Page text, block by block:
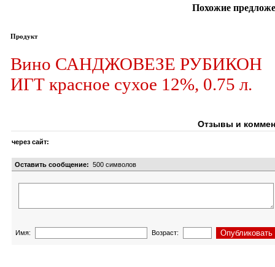
Похожие
Продукт
Вино САНДЖОВЕЗЕ РУБИКОН
ИГТ красное сухое 12%, 0.75 л.
Отзывы и
через сайт:
Оставить сообщение: 500 символов
Имя: Возраст: